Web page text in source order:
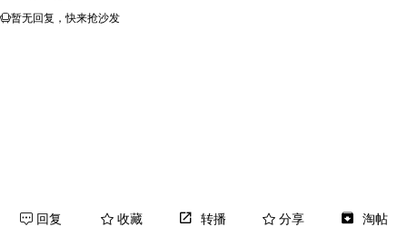
暂无回复，快来抢沙发
回复 收藏 转播 分享 淘帖